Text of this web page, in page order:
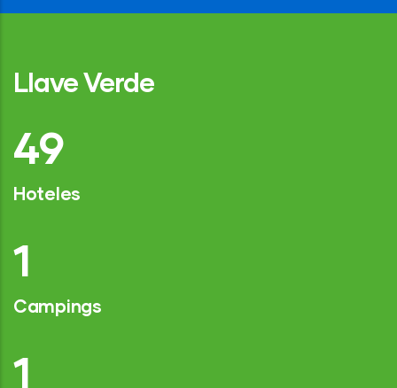
Llave Verde
75
Hoteles
2
Campings
1